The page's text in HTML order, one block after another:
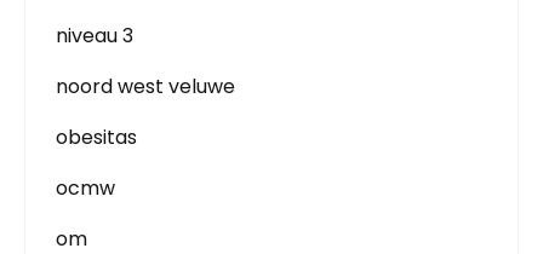
niveau 3
noord west veluwe
obesitas
ocmw
om